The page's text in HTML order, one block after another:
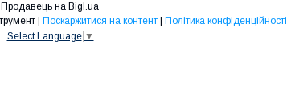
Продавець на Bigl.ua
Поскаржитися на контент
Політика конфіденційності
Select Language ▼